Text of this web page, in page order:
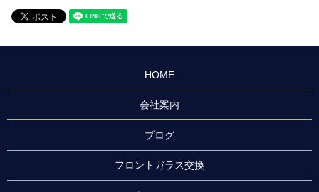
HOME
会社案内
ブログ
フロントガラス交換